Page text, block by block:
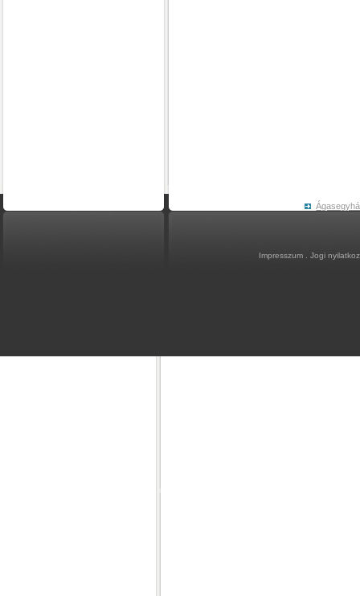
Impresszum .Jogi